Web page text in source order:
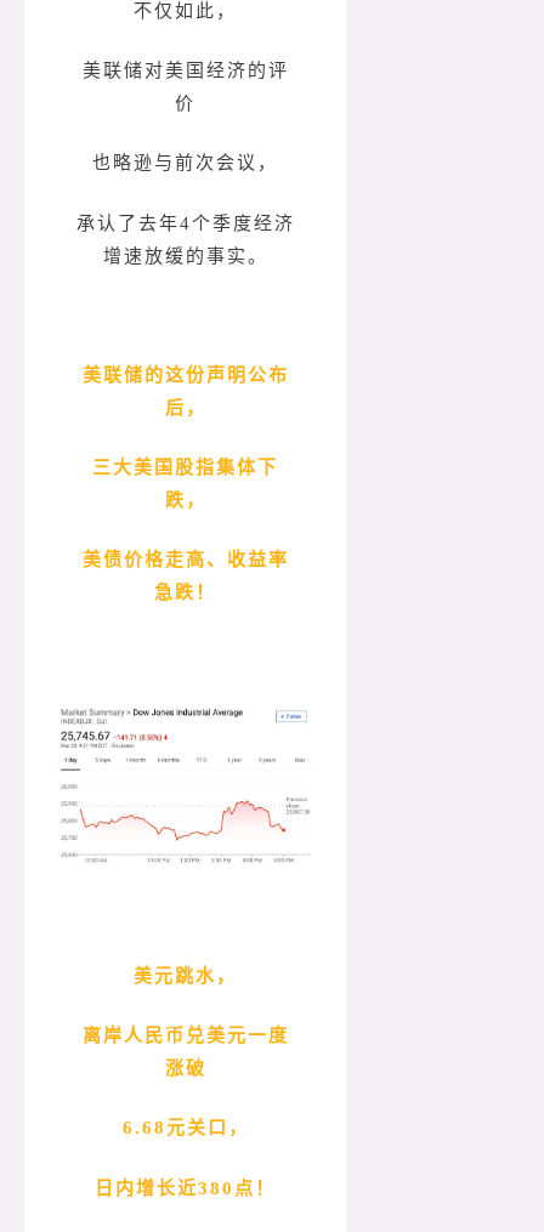
不仅如此，
美联储对美国经济的评
价
也略逊与前次会议，
承认了去年4个季度经济
增速放缓的事实。
美联储的这份声明公布
后，
三大美国股指集体下
跌，
美债价格走高、收益率
急跌！
美元跳水，
离岸人民币兑美元一度
涨破
6.68元关口，
日内增长近380点！